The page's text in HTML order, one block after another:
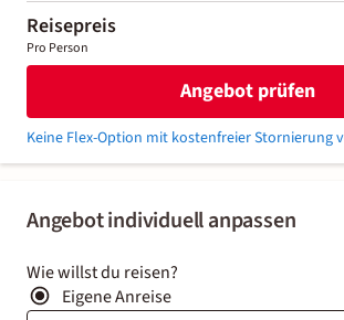
Angebot individuell anpassen
Wie willst du reisen?
Eigene Anreise
Reisepreis
Pro Person
Angebot prüfen
Keine Flex-Option mit kostenfreier Stornierung